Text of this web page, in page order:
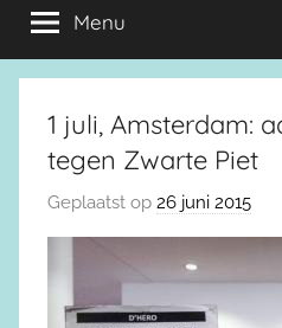
Menu
1 juli, Amsterdam:
tegen Zwarte Piet
Geplaatst op 26 juni 2015